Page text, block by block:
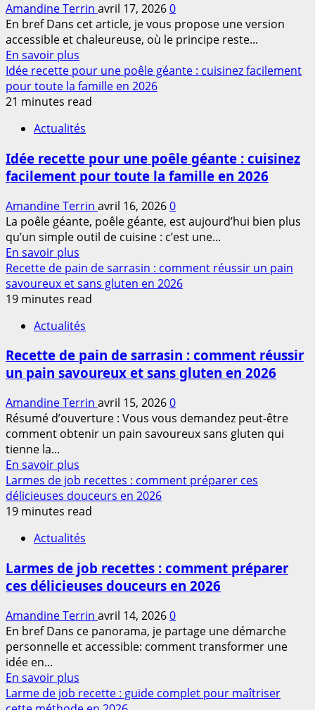
délicieuse
en
2026
Amandine Terrin avril 17, 20260
En bref Dans cet article, je vous propose une version
accessible et chaleureuse, où le principe reste...
En savoir plus
savoir
plus
sur
de
sans
piment
à
préparer
en
2026
Idée recette pour une poêle géante : cuisinez facilement
pour toute la famille en 2026
21 minutes read
Actualités
Idée recette pour une poêle géante : cuisinez
facilement pour toute la famille en 2026
Amandine Terrin avril 16, 20260
La poêle géante, poêle géante, est aujourd’hui bien plus
qu’un simple outil de cuisine : c’est une...
En savoir plus
savoir
plus
sur
recette
une
poêle
:
cuisinez
facilement
toute
la
famille
en
Recette de pain de sarrasin : comment réussir un pain
savoureux et sans gluten en 2026
19 minutes read
Actualités
Recette de pain de sarrasin : comment réussir
un pain savoureux et sans gluten en 2026
Amandine Terrin avril 15, 20260
Résumé d’ouverture : Vous vous demandez peut-être
comment obtenir un pain savoureux sans gluten qui
tienne la...
En savoir plus
savoir
plus
sur
de
de
sarrasin
comment
réussir
un
savoureux
et
Larmes de job recettes : comment préparer ces
délicieuses douceurs en 2026
19 minutes read
Actualités
Larmes de job recettes : comment préparer
ces délicieuses douceurs en 2026
Amandine Terrin avril 14, 20260
En bref Dans ce panorama, je partage une démarche
personnelle et accessible: comment transformer une
idée en...
En savoir plus
savoir
Larme de job recette : guide complet pour maîtriser